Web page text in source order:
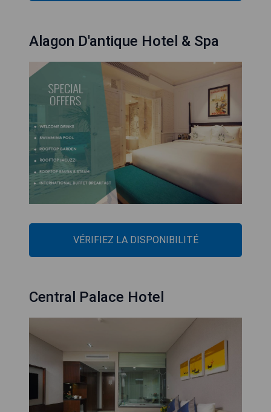
Alagon D'antique Hotel & Spa
VÉRIFIEZ LA DISPONIBILITÉ
Central Palace Hotel